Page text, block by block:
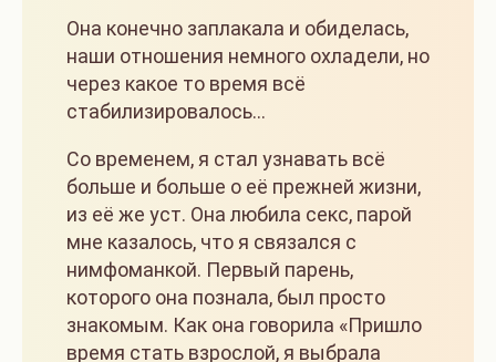
Она конечно заплакала и обиделась,
наши отношения немного охладели, но
через какое то время всё
стабилизировалось…
Со временем, я стал узнавать всё
больше и больше о её прежней жизни,
из её же уст. Она любила секс, парой
мне казалось, что я связался с
нимфоманкой. Первый парень,
которого она познала, был просто
знакомым. Как она говорила «Пришло
время стать взрослой, я выбрала